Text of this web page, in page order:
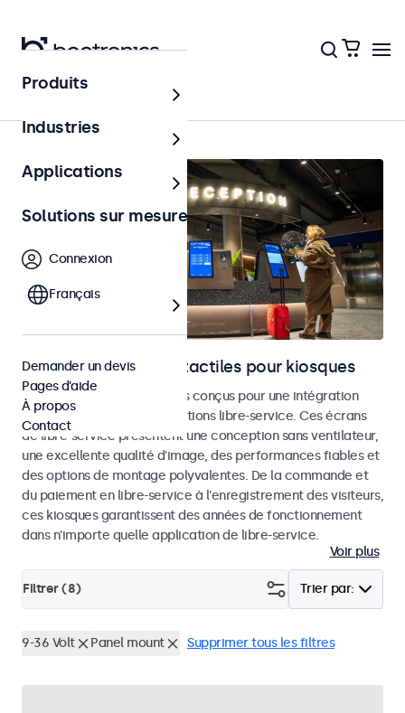
Accueil
Moniteurs et écrans tactiles pour kiosques
Moniteurs et écrans tactiles conçus pour une intégration
dans les kiosques et les solutions libre-service. Ces écrans
de libre-service présentent une conception sans ventilateur,
une excellente qualité d'image, des performances fiables et
des options de montage polyvalentes. De la commande et
du paiement en libre-service à l'enregistrement des visiteurs,
ces kiosques garantissent des années de fonctionnement
dans n'importe quelle application de libre-service.
Voir plus
Trier par:
Filtrer (8)
9-36 Volt Panel mount Supprimer tous les filtres
Produits
Industries
Applications
Solutions sur mesure
Connexion
Français
Demander un devis
Pages d’aide
À propos
Contact